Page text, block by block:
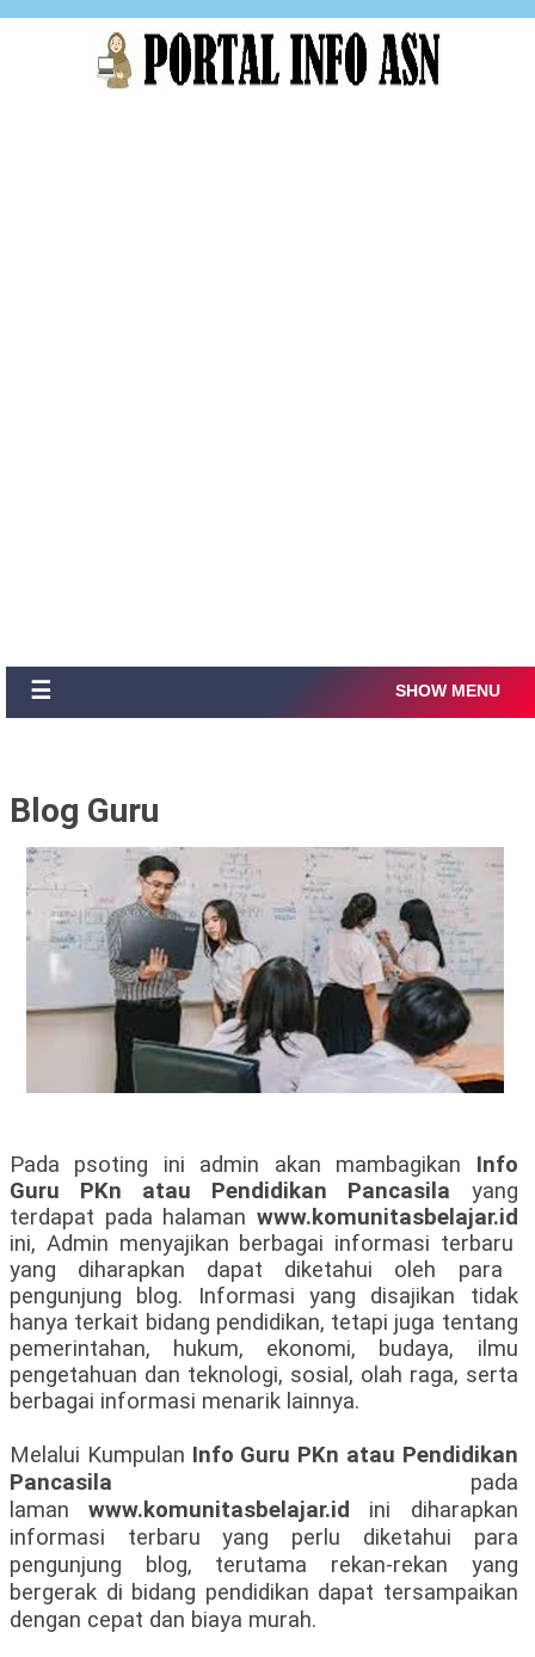
☰ SHOW MENU
Blog Guru
Pada psoting ini admin akan mambagikan Info
Guru PKn atau Pendidikan Pancasila yang
terdapat pada halaman www.komunitasbelajar.id
ini, Admin menyajikan berbagai informasi terbaru
yang diharapkan dapat diketahui oleh para
pengunjung blog. Informasi yang disajikan tidak
hanya terkait bidang pendidikan, tetapi juga tentang
pemerintahan, hukum, ekonomi, budaya, ilmu
pengetahuan dan teknologi, sosial, olah raga, serta
berbagai informasi menarik lainnya.
Melalui Kumpulan Info Guru PKn atau Pendidikan
Pancasila pada
lamanwww.komunitasbelajar.id ini diharapkan
informasi terbaru yang perlu diketahui para
pengunjung blog, terutama rekan-rekan yang
bergerak di bidang pendidikan dapat tersampaikan
dengan cepat dan biaya murah.